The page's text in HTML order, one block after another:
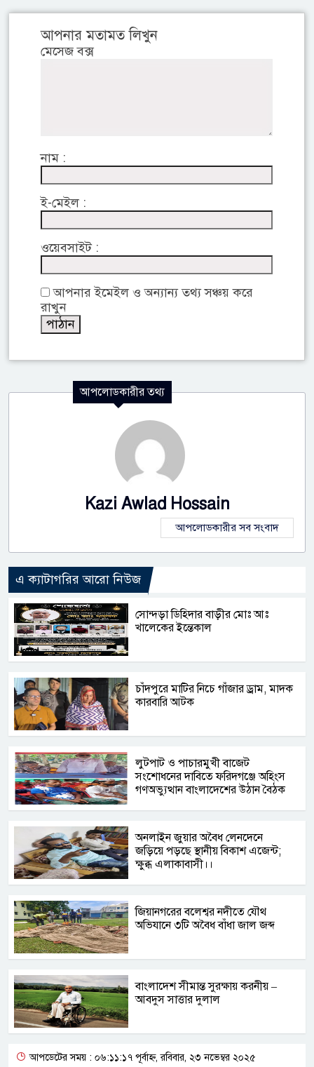
আপনার মতামত লিখুন
মেসেজ বক্স
নাম :
ই-মেইল :
ওয়েবসাইট :
আপনার ইমেইল ও অন্যান্য তথ্য সঞ্চয় করে
রাখুন
আপলোডকারীর তথ্য
Kazi Awlad Hossain
আপলোডকারীর সব সংবাদ
এ ক্যাটাগরির আরো নিউজ
সোন্দড়া ডিহিদার বাড়ীর মোঃ আঃ
খালেকের ইন্তেকাল
চাঁদপুরে মাটির নিচে গাঁজার ড্রাম, মাদক
কারবারি আটক
লুটপাট ও পাচারমুখী বাজেট
সংশোধনের দাবিতে ফরিদগঞ্জে অহিংস
গণঅভ্যুত্থান বাংলাদেশের উঠান বৈঠক
অনলাইন জুয়ার অবৈধ লেনদেনে
জড়িয়ে পড়ছে স্থানীয় বিকাশ এজেন্ট;
ক্ষুব্ধ এলাকাবাসী।।
জিয়ানগরের বলেশ্বর নদীতে যৌথ
অভিযানে ৩টি অবৈধ বাঁধা জাল জব্দ
বাংলাদেশ সীমান্ত সুরক্ষায় করনীয় –
আবদুস সাত্তার দুলাল
আপডেটের সময় : ০৬:১১:১৭ পূর্বাহ্ন, রবিবার, ২৩ নভেম্বর ২০২৫